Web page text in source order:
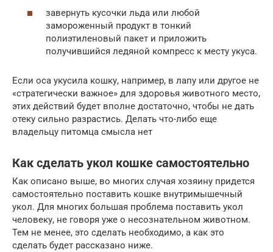
завернуть кусочки льда или любой
замороженный продукт в тонкий
полиэтиленовый пакет и приложить
получившийся ледяной компресс к месту укуса.
Если оса укусила кошку, например, в лапу или другое не
«стратегически важное» для здоровья животного место,
этих действий будет вполне достаточно, чтобы не дать
отеку сильно разрастись. Делать что-либо еще
владельцу питомца смысла нет
Как сделать укол кошке самостоятельно
Как описано выше, во многих случая хозяину придется
самостоятельно поставить кошке внутримышечный
укол. Для многих большая проблема поставить укол
человеку, не говоря уже о несознательном животном.
Тем не менее, это сделать необходимо, а как это
сделать будет рассказано ниже.